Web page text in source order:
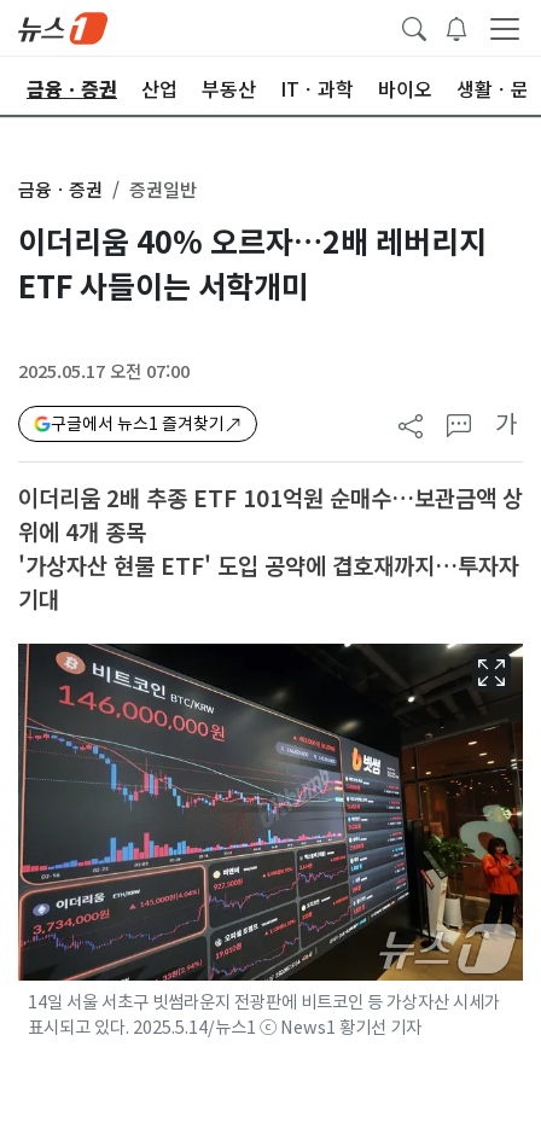
금융ㆍ증권 산업 부동산 ITㆍ과학 바이오 생활ㆍ문
금융ㆍ증권 증권일반
이더리움 40% 오르자…2배 레버리지
ETF 사들이는 서학개미
2025.05.17 오전 07:00
구글에서 뉴스1 즐겨찾기 가
이더리움 2배 추종 ETF 101억원 순매수…보관금액 상
위에 4개 종목
'가상자산 현물 ETF' 도입 공약에 겹호재까지…투자자
기대
14일 서울 서초구 빗썸라운지 전광판에 비트코인 등 가상자산 시세가
표시되고 있다. 2025.5.14/뉴스1 ⓒ News1 황기선 기자